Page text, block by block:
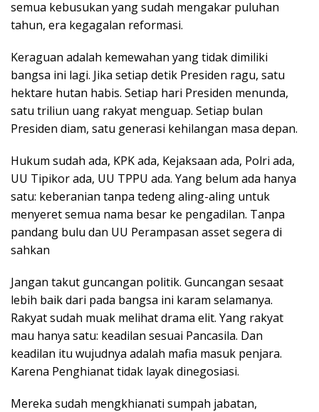
semua kebusukan yang sudah mengakar puluhan
tahun, era kegagalan reformasi.
Keraguan adalah kemewahan yang tidak dimiliki
bangsa ini lagi. Jika setiap detik Presiden ragu, satu
hektare hutan habis. Setiap hari Presiden menunda,
satu triliun uang rakyat menguap. Setiap bulan
Presiden diam, satu generasi kehilangan masa depan.
Hukum sudah ada, KPK ada, Kejaksaan ada, Polri ada,
UU Tipikor ada, UU TPPU ada. Yang belum ada hanya
satu: keberanian tanpa tedeng aling-aling untuk
menyeret semua nama besar ke pengadilan. Tanpa
pandang bulu dan UU Perampasan asset segera di
sahkan
Jangan takut guncangan politik. Guncangan sesaat
lebih baik dari pada bangsa ini karam selamanya.
Rakyat sudah muak melihat drama elit. Yang rakyat
mau hanya satu: keadilan sesuai Pancasila. Dan
keadilan itu wujudnya adalah mafia masuk penjara.
Karena Penghianat tidak layak dinegosiasi.
Mereka sudah mengkhianati sumpah jabatan,